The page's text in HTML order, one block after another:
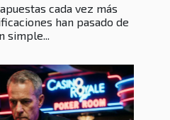
cada vez más
han pasado de
simple...